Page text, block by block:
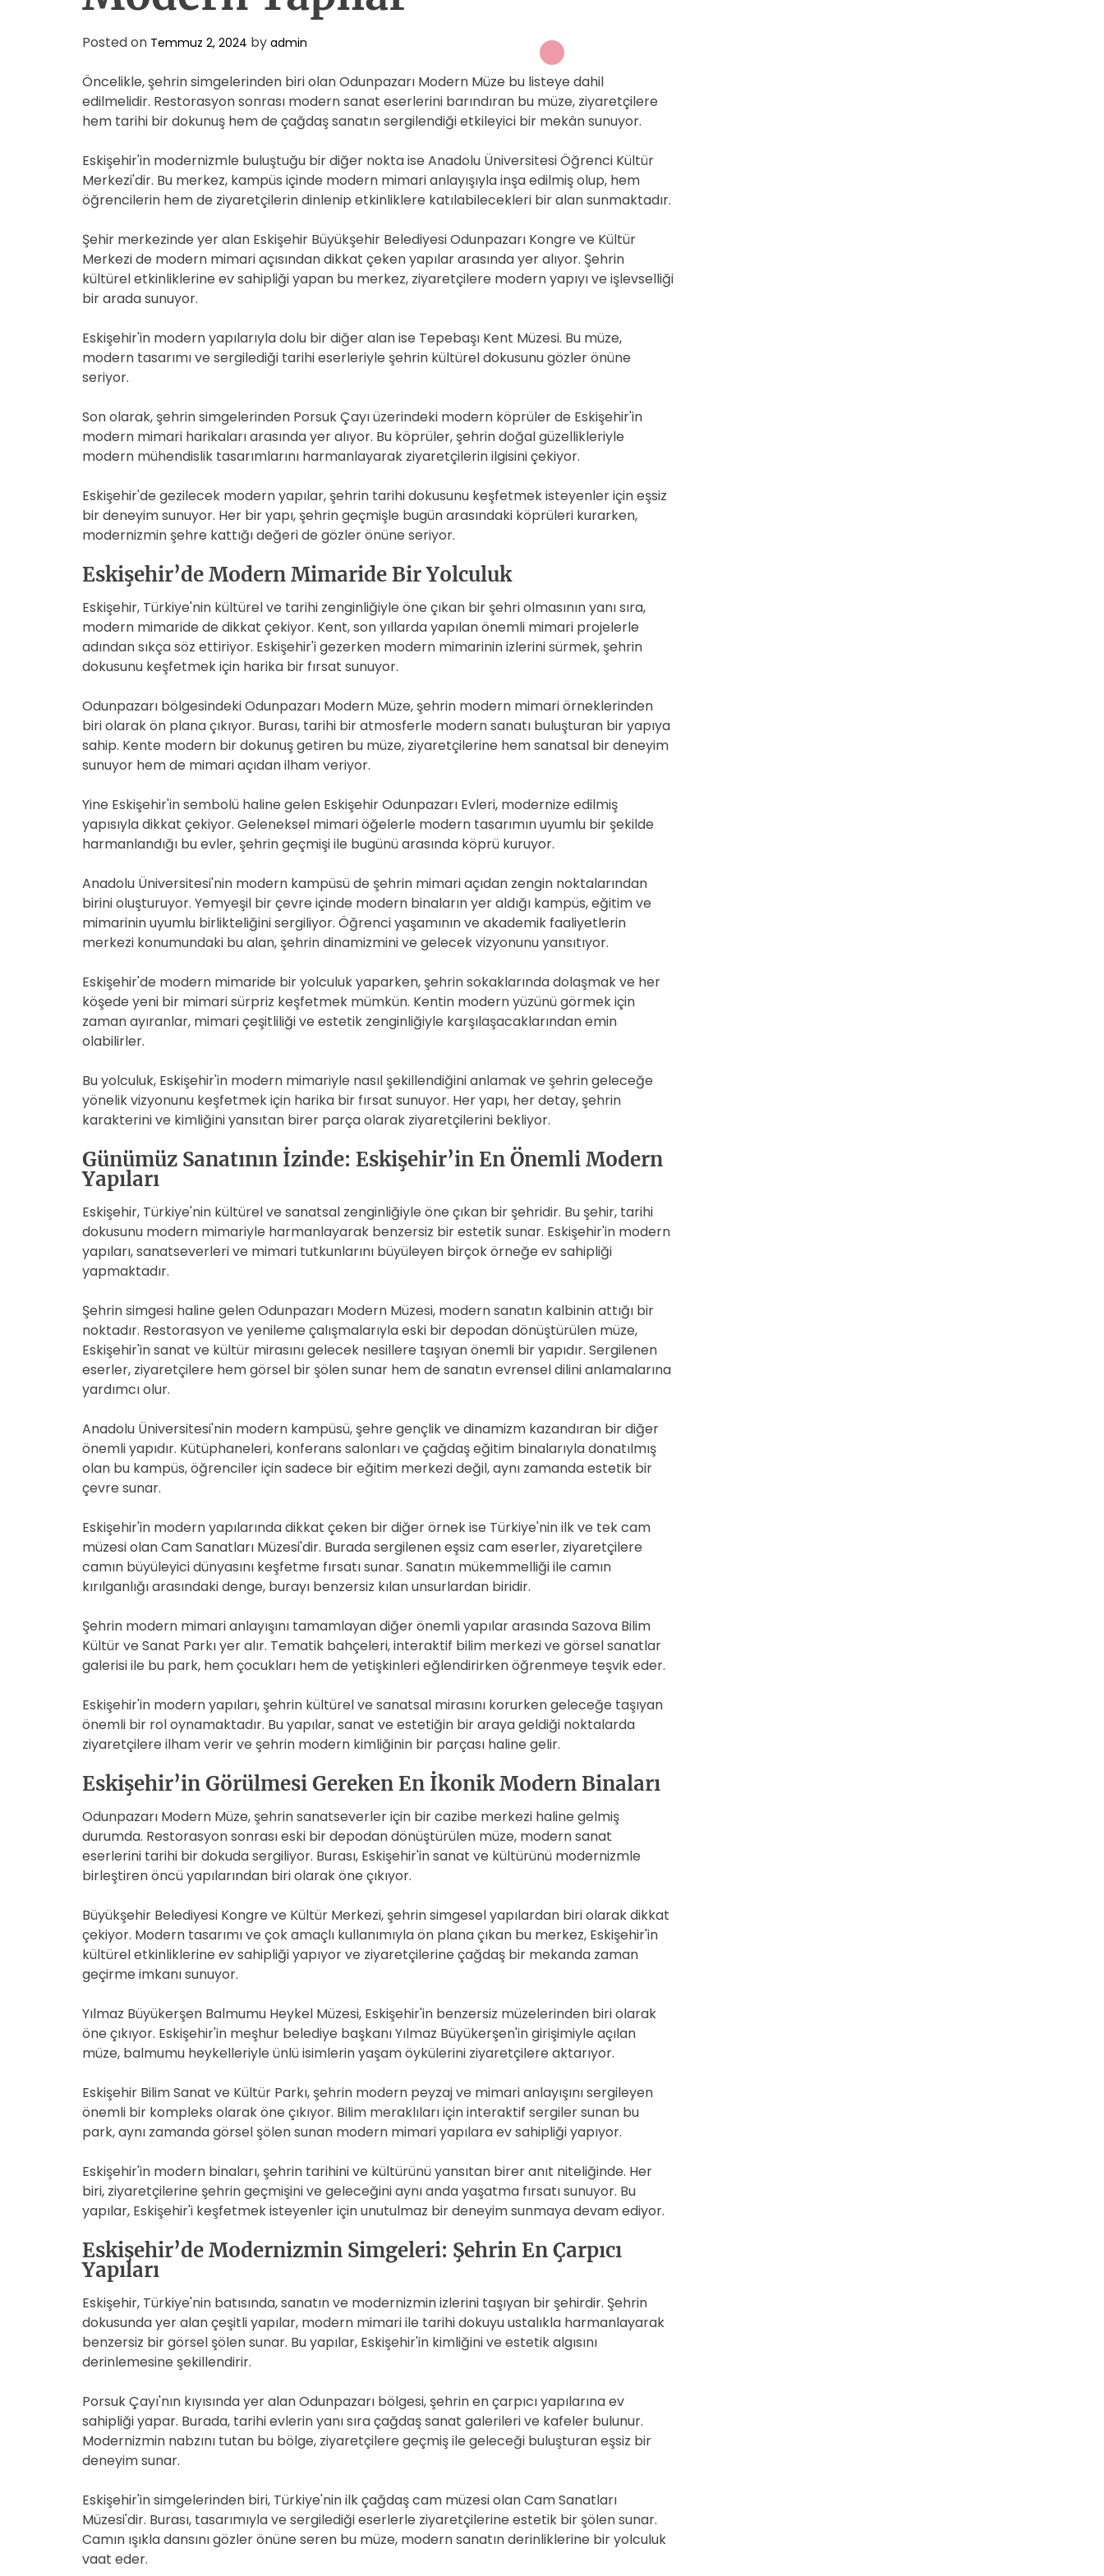
Posted on Temmuz 2, 2024 by admin
Öncelikle, şehrin simgelerinden biri olan Odunpazarı Modern Müze bu listeye dahil
edilmelidir. Restorasyon sonrası modern sanat eserlerini barındıran bu müze, ziyaretçilere
hem tarihi bir dokunuş hem de çağdaş sanatın sergilendiği etkileyici bir mekân sunuyor.
Eskişehir'in modernizmle buluştuğu bir diğer nokta ise Anadolu Üniversitesi Öğrenci Kültür
Merkezi'dir. Bu merkez, kampüs içinde modern mimari anlayışıyla inşa edilmiş olup, hem
öğrencilerin hem de ziyaretçilerin dinlenip etkinliklere katılabilecekleri bir alan sunmaktadır.
Şehir merkezinde yer alan Eskişehir Büyükşehir Belediyesi Odunpazarı Kongre ve Kültür
Merkezi de modern mimari açısından dikkat çeken yapılar arasında yer alıyor. Şehrin
kültürel etkinliklerine ev sahipliği yapan bu merkez, ziyaretçilere modern yapıyı ve işlevselliği
bir arada sunuyor.
Eskişehir'in modern yapılarıyla dolu bir diğer alan ise Tepebaşı Kent Müzesi. Bu müze,
modern tasarımı ve sergilediği tarihi eserleriyle şehrin kültürel dokusunu gözler önüne
seriyor.
Son olarak, şehrin simgelerinden Porsuk Çayı üzerindeki modern köprüler de Eskişehir'in
modern mimari harikaları arasında yer alıyor. Bu köprüler, şehrin doğal güzellikleriyle
modern mühendislik tasarımlarını harmanlayarak ziyaretçilerin ilgisini çekiyor.
Eskişehir'de gezilecek modern yapılar, şehrin tarihi dokusunu keşfetmek isteyenler için eşsiz
bir deneyim sunuyor. Her bir yapı, şehrin geçmişle bugün arasındaki köprüleri kurarken,
modernizmin şehre kattığı değeri de gözler önüne seriyor.
Eskişehir’de Modern Mimaride Bir Yolculuk
Eskişehir, Türkiye'nin kültürel ve tarihi zenginliğiyle öne çıkan bir şehri olmasının yanı sıra,
modern mimaride de dikkat çekiyor. Kent, son yıllarda yapılan önemli mimari projelerle
adından sıkça söz ettiriyor. Eskişehir'i gezerken modern mimarinin izlerini sürmek, şehrin
dokusunu keşfetmek için harika bir fırsat sunuyor.
Odunpazarı bölgesindeki Odunpazarı Modern Müze, şehrin modern mimari örneklerinden
biri olarak ön plana çıkıyor. Burası, tarihi bir atmosferle modern sanatı buluşturan bir yapıya
sahip. Kente modern bir dokunuş getiren bu müze, ziyaretçilerine hem sanatsal bir deneyim
sunuyor hem de mimari açıdan ilham veriyor.
Yine Eskişehir'in sembolü haline gelen Eskişehir Odunpazarı Evleri, modernize edilmiş
yapısıyla dikkat çekiyor. Geleneksel mimari öğelerle modern tasarımın uyumlu bir şekilde
harmanlandığı bu evler, şehrin geçmişi ile bugünü arasında köprü kuruyor.
Anadolu Üniversitesi'nin modern kampüsü de şehrin mimari açıdan zengin noktalarından
birini oluşturuyor. Yemyeşil bir çevre içinde modern binaların yer aldığı kampüs, eğitim ve
mimarinin uyumlu birlikteliğini sergiliyor. Öğrenci yaşamının ve akademik faaliyetlerin
merkezi konumundaki bu alan, şehrin dinamizmini ve gelecek vizyonunu yansıtıyor.
Eskişehir'de modern mimaride bir yolculuk yaparken, şehrin sokaklarında dolaşmak ve her
köşede yeni bir mimari sürpriz keşfetmek mümkün. Kentin modern yüzünü görmek için
zaman ayıranlar, mimari çeşitliliği ve estetik zenginliğiyle karşılaşacaklarından emin
olabilirler.
Bu yolculuk, Eskişehir'in modern mimariyle nasıl şekillendiğini anlamak ve şehrin geleceğe
yönelik vizyonunu keşfetmek için harika bir fırsat sunuyor. Her yapı, her detay, şehrin
karakterini ve kimliğini yansıtan birer parça olarak ziyaretçilerini bekliyor.
Günümüz Sanatının İzinde: Eskişehir’in En Önemli Modern
Yapıları
Eskişehir, Türkiye'nin kültürel ve sanatsal zenginliğiyle öne çıkan bir şehridir. Bu şehir, tarihi
dokusunu modern mimariyle harmanlayarak benzersiz bir estetik sunar. Eskişehir'in modern
yapıları, sanatseverleri ve mimari tutkunlarını büyüleyen birçok örneğe ev sahipliği
yapmaktadır.
Şehrin simgesi haline gelen Odunpazarı Modern Müzesi, modern sanatın kalbinin attığı bir
noktadır. Restorasyon ve yenileme çalışmalarıyla eski bir depodan dönüştürülen müze,
Eskişehir'in sanat ve kültür mirasını gelecek nesillere taşıyan önemli bir yapıdır. Sergilenen
eserler, ziyaretçilere hem görsel bir şölen sunar hem de sanatın evrensel dilini anlamalarına
yardımcı olur.
Anadolu Üniversitesi'nin modern kampüsü, şehre gençlik ve dinamizm kazandıran bir diğer
önemli yapıdır. Kütüphaneleri, konferans salonları ve çağdaş eğitim binalarıyla donatılmış
olan bu kampüs, öğrenciler için sadece bir eğitim merkezi değil, aynı zamanda estetik bir
çevre sunar.
Eskişehir'in modern yapılarında dikkat çeken bir diğer örnek ise Türkiye'nin ilk ve tek cam
müzesi olan Cam Sanatları Müzesi'dir. Burada sergilenen eşsiz cam eserler, ziyaretçilere
camın büyüleyici dünyasını keşfetme fırsatı sunar. Sanatın mükemmelliği ile camın
kırılganlığı arasındaki denge, burayı benzersiz kılan unsurlardan biridir.
Şehrin modern mimari anlayışını tamamlayan diğer önemli yapılar arasında Sazova Bilim
Kültür ve Sanat Parkı yer alır. Tematik bahçeleri, interaktif bilim merkezi ve görsel sanatlar
galerisi ile bu park, hem çocukları hem de yetişkinleri eğlendirirken öğrenmeye teşvik eder.
Eskişehir'in modern yapıları, şehrin kültürel ve sanatsal mirasını korurken geleceğe taşıyan
önemli bir rol oynamaktadır. Bu yapılar, sanat ve estetiğin bir araya geldiği noktalarda
ziyaretçilere ilham verir ve şehrin modern kimliğinin bir parçası haline gelir.
Eskişehir’in Görülmesi Gereken En İkonik Modern Binaları
Odunpazarı Modern Müze, şehrin sanatseverler için bir cazibe merkezi haline gelmiş
durumda. Restorasyon sonrası eski bir depodan dönüştürülen müze, modern sanat
eserlerini tarihi bir dokuda sergiliyor. Burası, Eskişehir'in sanat ve kültürünü modernizmle
birleştiren öncü yapılarından biri olarak öne çıkıyor.
Büyükşehir Belediyesi Kongre ve Kültür Merkezi, şehrin simgesel yapılardan biri olarak dikkat
çekiyor. Modern tasarımı ve çok amaçlı kullanımıyla ön plana çıkan bu merkez, Eskişehir'in
kültürel etkinliklerine ev sahipliği yapıyor ve ziyaretçilerine çağdaş bir mekanda zaman
geçirme imkanı sunuyor.
Yılmaz Büyükerşen Balmumu Heykel Müzesi, Eskişehir'in benzersiz müzelerinden biri olarak
öne çıkıyor. Eskişehir'in meşhur belediye başkanı Yılmaz Büyükerşen'in girişimiyle açılan
müze, balmumu heykelleriyle ünlü isimlerin yaşam öykülerini ziyaretçilere aktarıyor.
Eskişehir Bilim Sanat ve Kültür Parkı, şehrin modern peyzaj ve mimari anlayışını sergileyen
önemli bir kompleks olarak öne çıkıyor. Bilim meraklıları için interaktif sergiler sunan bu
park, aynı zamanda görsel şölen sunan modern mimari yapılara ev sahipliği yapıyor.
Eskişehir'in modern binaları, şehrin tarihini ve kültürünü yansıtan birer anıt niteliğinde. Her
biri, ziyaretçilerine şehrin geçmişini ve geleceğini aynı anda yaşatma fırsatı sunuyor. Bu
yapılar, Eskişehir'i keşfetmek isteyenler için unutulmaz bir deneyim sunmaya devam ediyor.
Eskişehir’de Modernizmin Simgeleri: Şehrin En Çarpıcı
Yapıları
Eskişehir, Türkiye'nin batısında, sanatın ve modernizmin izlerini taşıyan bir şehirdir. Şehrin
dokusunda yer alan çeşitli yapılar, modern mimari ile tarihi dokuyu ustalıkla harmanlayarak
benzersiz bir görsel şölen sunar. Bu yapılar, Eskişehir'in kimliğini ve estetik algısını
derinlemesine şekillendirir.
Porsuk Çayı'nın kıyısında yer alan Odunpazarı bölgesi, şehrin en çarpıcı yapılarına ev
sahipliği yapar. Burada, tarihi evlerin yanı sıra çağdaş sanat galerileri ve kafeler bulunur.
Modernizmin nabzını tutan bu bölge, ziyaretçilere geçmiş ile geleceği buluşturan eşsiz bir
deneyim sunar.
Eskişehir'in simgelerinden biri, Türkiye'nin ilk çağdaş cam müzesi olan Cam Sanatları
Müzesi'dir. Burası, tasarımıyla ve sergilediği eserlerle ziyaretçilerine estetik bir şölen sunar.
Camın ışıkla dansını gözler önüne seren bu müze, modern sanatın derinliklerine bir yolculuk
vaat eder.